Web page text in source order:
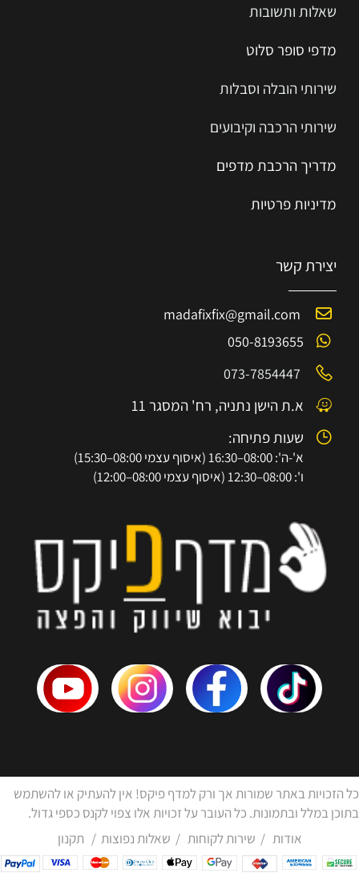
שאלות ותשובות
מדפי סופר סלוט
שירותי הובלה וסבלות
שירותי הרכבה וקיבועים
מדריך הרכבת מדפים
מדיניות פרטיות
יצירת קשר
madafixfix@gmail.com
050-8193655
073-7854447
א.ת הישן נתניה, רח' המסגר 11
שעות פתיחה:
א'-ה': 08:00–16:30 (איסוף עצמי 08:00–15:30)
ו': 08:00–12:30 (איסוף עצמי 08:00–12:00)
כל הזכויות באתר שמורות אך ורק למדף פיקס! אין להעתיק או להשתמש
בתוכן במלל ובתמונות. כל העובר על זכויות אלו צפוי לקנס כספי גדול.
אודות / שירות לקוחות / שאלות נפוצות / תקנון